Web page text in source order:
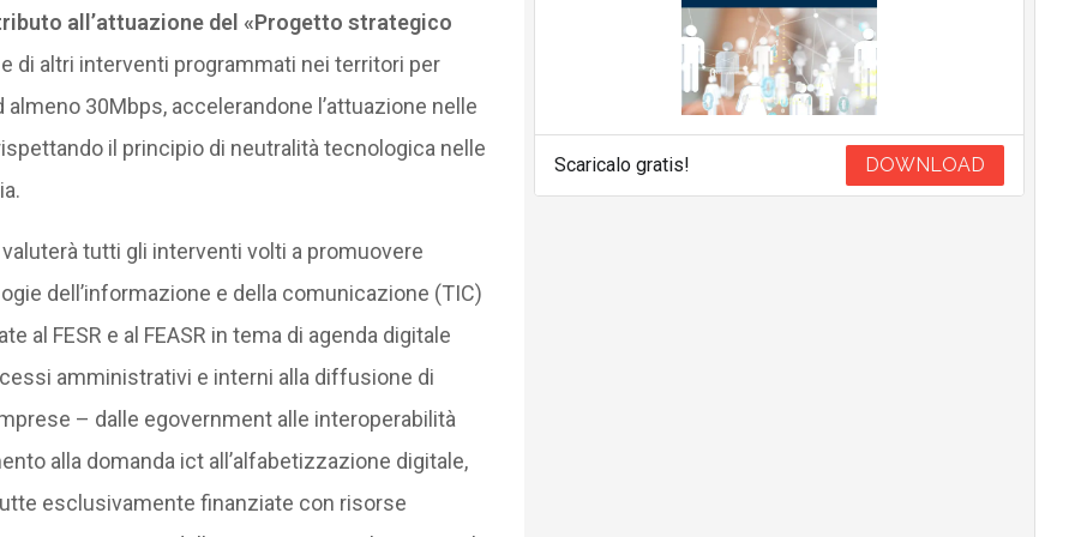
all’attuazione del «Progetto strategico
di altri interventi programmati nei territori per
30Mbps, accelerandone l’attuazione nelle
il principio di neutralità tecnologica nelle
tutti gli interventi volti a promuovere
dell’informazione e della comunicazione (TIC)
al FESR e al FEASR in tema di agenda digitale
amministrativi e interni alla diffusione di
– dalle egovernment alle interoperabilità
alla domanda ict all’alfabetizzazione digitale,
esclusivamente finanziate con risorse
Scaricalo gratis! DOWNLOAD